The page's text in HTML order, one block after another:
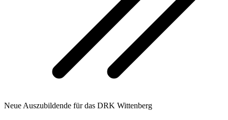
Neue Auszubildende für das DRK Wittenberg